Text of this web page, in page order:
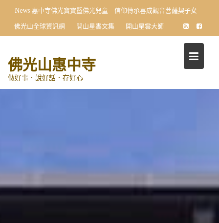
content
News 惠中寺佛光寶寶暨佛光兒童 信仰傳承喜成觀音菩薩契子女
佛光山全球資訊網
開山星雲文集 開山星雲大師
佛光山惠中寺
做好事．說好話．存好心